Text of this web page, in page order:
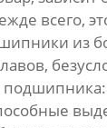
всего,
из